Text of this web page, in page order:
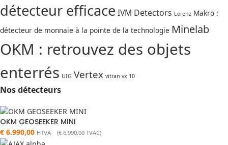
détecteur efficace IVM Detectors Lorenz Makro :
détecteur de monnaie à la pointe de la technologie Minelab
OKM : retrouvez des objets
enterrés UIG Vertex vitran vx 10
Nos détecteurs
OKM GEOSEEKER MINI
€ 6.990,00 HTVA (€ 6.990,00 TVAC)